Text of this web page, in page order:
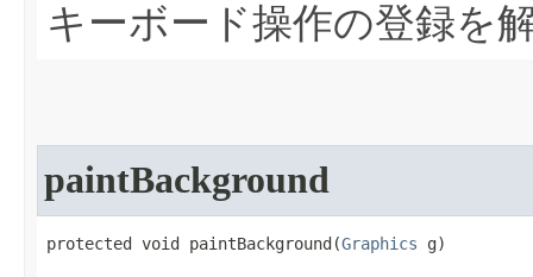
キーボード操作の登録を
paintBackground
protected void paintBackground​(Graphics g)